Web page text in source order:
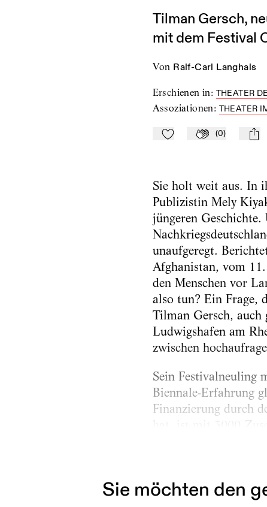
Tilman Gersch,
mit dem Festival
von Ralf-Carl Langhals
Erschienen in: THEATER
Assoziationen: THEATER
Zu Mein-TdZ hinzufügen
Applaudieren
(0) mail
Sie holt weit aus. In
Publizistin Mely
jüngeren
unaufgeregt.
Afghanistan, vom
den Menschen vor
also tun? Ein Frage,
Tilman Gersch,
Ludwigshafen am
zwischen
Sein Festivalneuling
Biennale-Erfahrung
Finanzierung durch
Sie möchten den